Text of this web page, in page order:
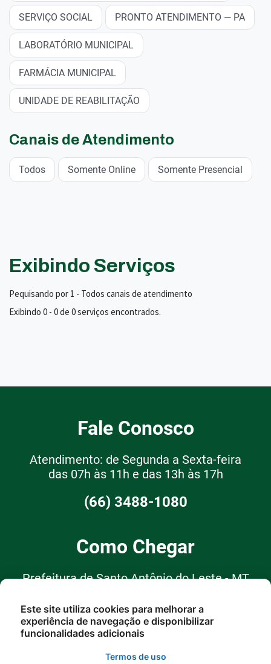
SERVIÇO SOCIAL PRONTO ATENDIMENTO — PA
LABORATÓRIO MUNICIPAL
FARMÁCIA MUNICIPAL
UNIDADE DE REABILITAÇÃO
Canais de Atendimento
Todos Somente Online Somente Presencial
Exibindo Serviços
Pequisando por 1 - Todos canais de atendimento
Exibindo 0 - 0 de 0 serviços encontrados.
Fale Conosco
Atendimento: de Segunda a Sexta-feira
das 07h às 11h e das 13h às 17h
(66) 3488-1080
Como Chegar
Prefeitura de Santo Antônio do Leste - MT
R. Garças, 62, Santo Antônio do
Leste - MT, 78628-000
Este site utiliza cookies para melhorar a
experiência de navegação e disponibilizar
funcionalidades adicionais
Termos de uso